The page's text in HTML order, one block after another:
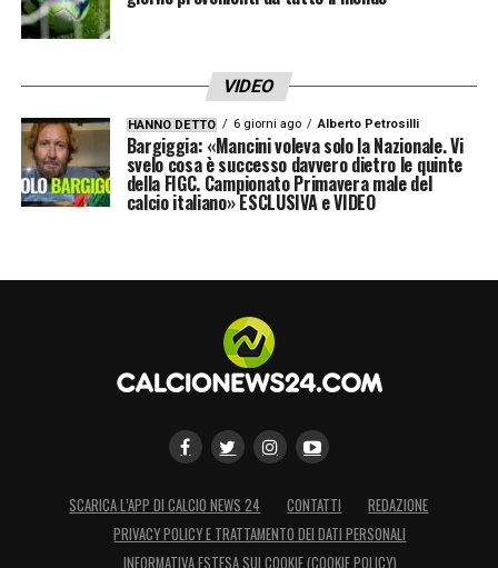
Gruppo J
:Portogallo, Colombia, Uzbekistan, Play
off FIFA 1 (Nuova Caledonia, Giamaica, RD del
Congo)
Gruppo L : Inghilterra, Croazia, Panama, Ghana
VIDEO
HANNO DETTO 6 giorni ago Alberto Petrosilli
Bargiggia: «Mancini voleva solo la Nazionale. Vi
svelo cosa è successo davvero dietro le quinte
della FIGC. Campionato Primavera male del
calcio italiano» ESCLUSIVA e VIDEO
SCARICA L’APP DI CALCIO NEWS 24 CONTATTI
REDAZIONE
PRIVACY POLICY E TRATTAMENTO DEI DATI PERSONALI
INFORMATIVA ESTESA SUI COOKIE (COOKIE POLICY)